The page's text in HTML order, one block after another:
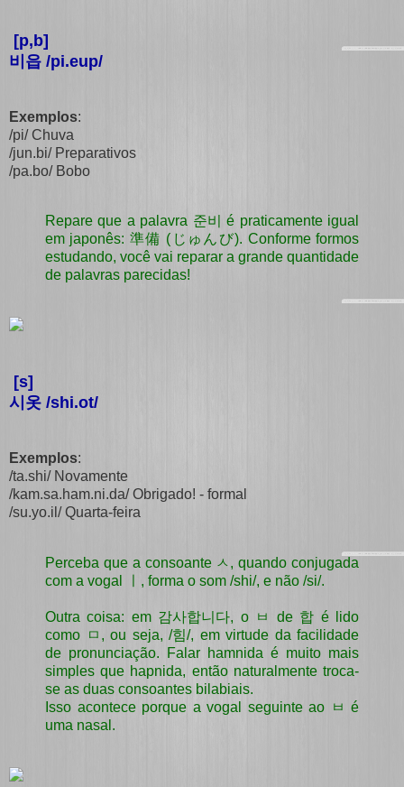
[p,b]
비읍 /pi.eup/
Exemplos:
/pi/ Chuva
/jun.bi/ Preparativos
/pa.bo/ Bobo
Repare que a palavra 준비 é praticamente igual
em japonês: 準備 (じゅんび). Conforme formos
estudando, você vai reparar a grande quantidade
de palavras parecidas!
[s]
시옷 /shi.ot/
Exemplos:
/ta.shi/ Novamente
/kam.sa.ham.ni.da/ Obrigado! - formal
/su.yo.il/ Quarta-feira
Perceba que a consoante ㅅ, quando conjugada
com a vogal ㅣ, forma o som /shi/, e não /si/.
Outra coisa: em 감사합니다, o ㅂ de 합 é lido
como ㅁ, ou seja, /힘/, em virtude da facilidade
de pronunciação. Falar hamnida é muito mais
simples que hapnida, então naturalmente troca-
se as duas consoantes bilabiais.
Isso acontece porque a vogal seguinte ao ㅂ é
uma nasal.